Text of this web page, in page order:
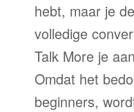
hebt, maar je
volledige
Talk More je
Omdat het
beginners,